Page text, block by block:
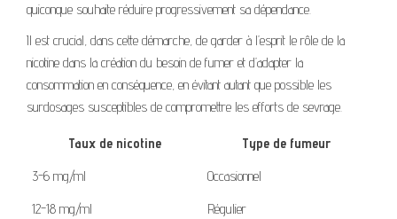
quiconque souhaite réduire progressivement sa dépendance.
Il est crucial, dans cette démarche, de garder à l’esprit le rôle de la
nicotine dans la création du besoin de fumer et d’adapter la
consommation en conséquence, en évitant autant que possible les
surdosages susceptibles de compromettre les efforts de sevrage.
Taux de nicotine
Type de fumeur
3-6 mg/ml
Occasionnel
12-18 mg/ml
Régulier